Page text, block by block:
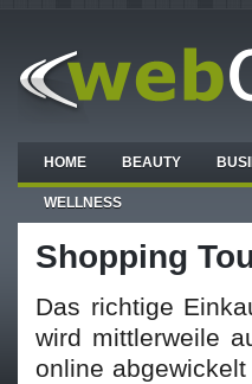
HOME BEAUTY
WELLNESS
Shopping
Das richtige
wird mittlerweile
online